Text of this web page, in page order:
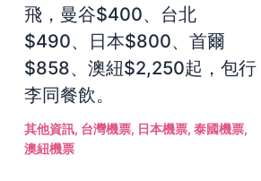
飛，曼谷$400、台北
$490、日本$800、首爾
$858、澳紐$2,250起，包行
李同餐飲。
其他資訊, 台灣機票, 日本機票, 泰國機票,
澳紐機票